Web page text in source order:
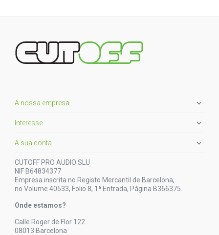
A nossa empresa 
Interesse 
A sua conta 
CUTOFF PRO AUDIO SLU
NIF B64834377
Empresa inscrita no Registo Mercantil de Barcelona,
no Volume 40533, Folio 8, 1ª Entrada, Página B366375.
Onde estamos?
Calle Roger de Flor 122
08013 Barcelona